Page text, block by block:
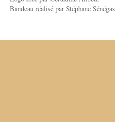
Bandeau réalisé par Stéphane Sénégas